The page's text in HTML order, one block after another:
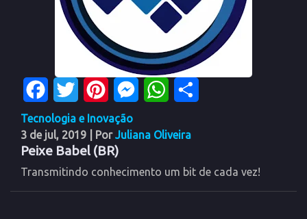
FacebookTwitter PinterestMessengerWhatsApp
Tecnologia e Inovação
3 de jul, 2019
| PorJuliana Oliveira
Peixe Babel (BR)
Transmitindo conhecimento um bit de cada vez!